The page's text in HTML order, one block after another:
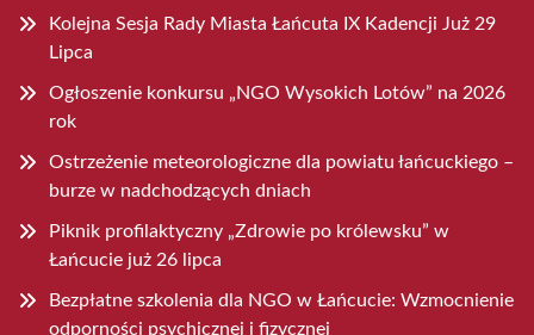
Kolejna Sesja Rady Miasta Łańcuta IX Kadencji Już 29
Lipca
Ogłoszenie konkursu „NGO Wysokich Lotów” na 2026
rok
Ostrzeżenie meteorologiczne dla powiatu łańcuckiego –
burze w nadchodzących dniach
Piknik profilaktyczny „Zdrowie po królewsku” w
Łańcucie już 26 lipca
Bezpłatne szkolenia dla NGO w Łańcucie: Wzmocnienie
odporności psychicznej i fizycznej